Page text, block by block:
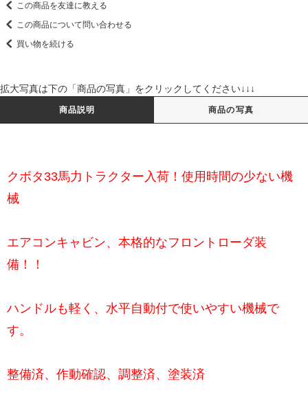
この商品を友達に教える
この商品について問い合わせる
買い物を続ける
拡大写真は下の「商品の写真」をクリックしてください↓↓↓
商品説明 商品の写真
クボタ33馬力トラクター入荷！使用時間の少ない機
械
エアコンキャビン、本格的なフロントローダ装
備！！
ハンドルも軽く、水平自動付で使いやすい機械で
す。
整備済、作動確認、調整済、塗装済